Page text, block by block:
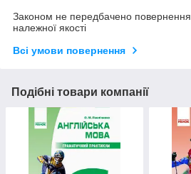
Законом не передбачено повернення
належної якості
Всі умови повернення
Подібні товари компанії